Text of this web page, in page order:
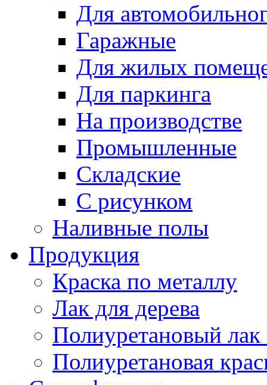
Для
Гаражные
Для жилых
Для паркинга
На производстве
Промышленные
Складские
С рисунком
Наливные полы
Продукция
Краска по металлу
Лак для дерева
Полиуретановый
Полиуретановая